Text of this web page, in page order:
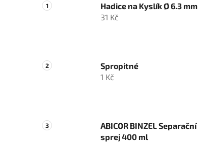
Hadice na Kyslík Ø 6.3 mm
31 Kč
Spropitné
1 Kč
ABICOR BINZEL Separační
sprej 400 ml